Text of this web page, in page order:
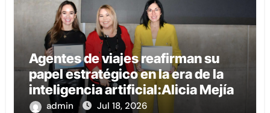
Agentes de viajes reafirman su
papel estratégico en la era de la
inteligencia artificial:Alicia Mejía
admin Jul 18, 2026